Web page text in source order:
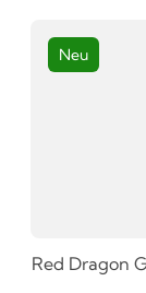
Neu
Red Dragon